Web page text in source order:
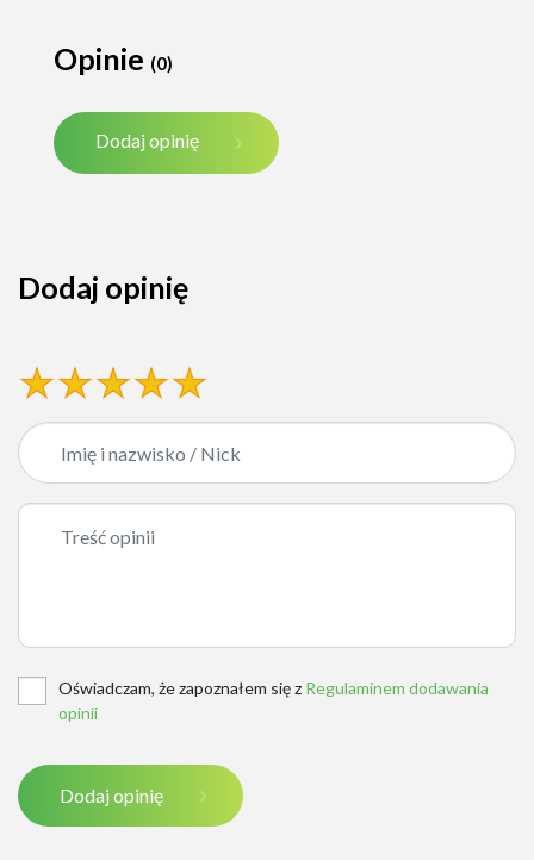
Opinie (0)
Dodaj opinię
Dodaj opinię
Oświadczam, że zapoznałem się z Regulaminem dodawania
opinii
Dodaj opinię